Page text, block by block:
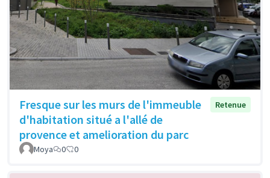
Fresque sur les murs de l'immeuble
d'habitation situé a l'allé de
provence et amelioration du parc
Retenue
Moya 0 0